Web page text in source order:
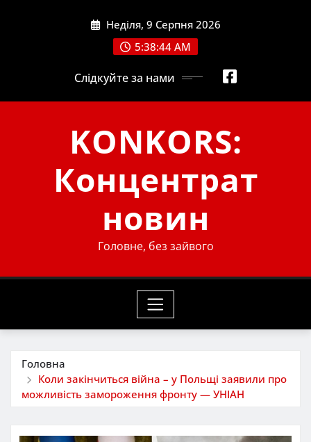
Неділя, 9 Серпня 2026
5:38:45 AM
Слідкуйте за нами
KONKORS:
Концентрат
новин
Головне, без зайвого
Головна
Коли закінчиться війна – у Польщі заявили про
можливість замороження фронту — УНІАН